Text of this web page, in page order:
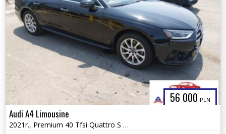
56 000 PLN
Audi A4 Limousine
2021r., Premium 40 Tfsi Quattro S Tronic, 2L, od ubezpieczalni